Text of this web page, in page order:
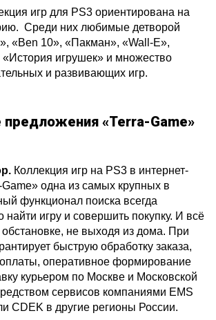
игр для PS3 ориентирована на
Среди них любимые детворой
«Ben 10», «Пакман», «Wall-E»,
игрушек» и множество
и развивающих игр.
«Terra-Game»
Коллекция игр на PS3 в интернет-
Game» одна из самых крупных в
функционал поиска всегда
найти игру и совершить покупку. И всё
обстановке, не выходя из дома. При
быструю обработку заказа,
оплаты, оперативное формирование
курьером по Москве и Московской
сервисов компаниями EMS
CDEK в другие регионы России.